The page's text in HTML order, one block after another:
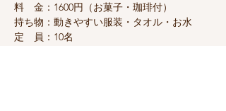
料　金：1600円（お菓子・珈琲付）
持ち物：動きやすい服装・タオル・お水
定　員：10名